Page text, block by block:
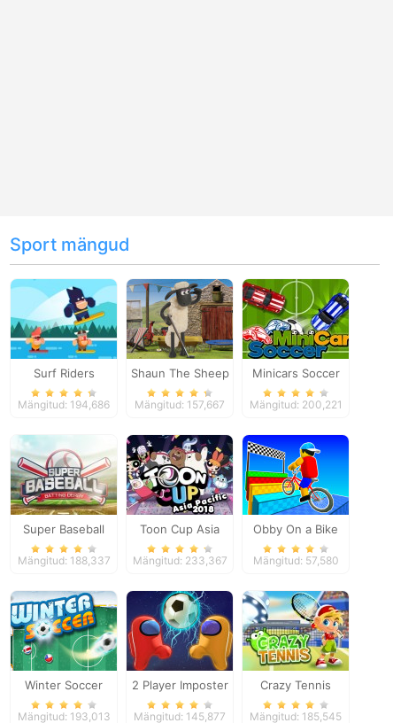
Sport mängud
Surf Riders
Mängitud: 194,686
Shaun The Sheep
Baahmy Golf
Mängitud: 157,667
Minicars Soccer
Mängitud: 200,221
Super Baseball
Mängitud: 188,337
Toon Cup Asia
Pacific 2018
Mängitud: 233,367
Obby On a Bike
Mängitud: 57,580
Winter Soccer
Mängitud: 193,013
2 Player Imposter
Soccer
Mängitud: 145,877
Crazy Tennis
Mängitud: 185,545